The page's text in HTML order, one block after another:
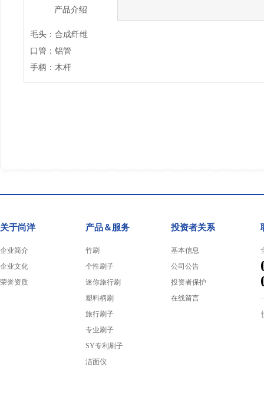
产品介绍
毛头：合成纤维
口管：铝管
手柄：木杆
关于尚洋
企业简介
企业文化
荣誉资质
产品＆服务
竹刷
个性刷子
迷你旅行刷
塑料柄刷
旅行刷子
专业刷子
SY专利刷子
洁面仪
投资者关系
基本信息
公司公告
投资者保护
在线留言